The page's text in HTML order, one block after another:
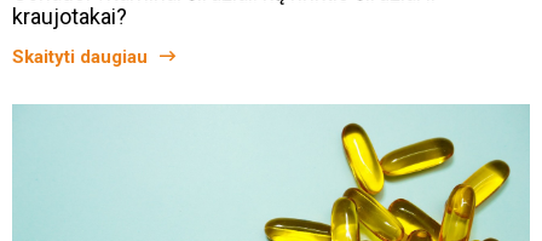
kraujotakai?
Skaityti daugiau